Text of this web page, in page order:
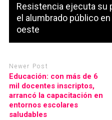
Resistencia ejecuta su
el alumbrado público
oeste
Newer Post
Educación: con más de 6
mil docentes inscriptos,
arrancó la capacitación en
entornos escolares
saludables